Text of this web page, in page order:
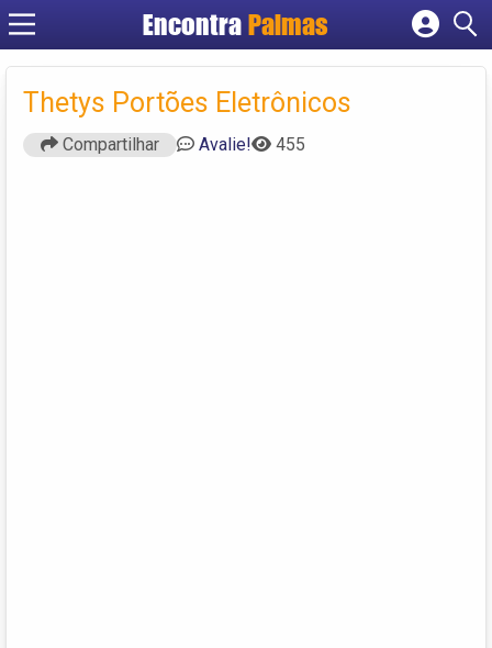
Encontra Palmas
Cadastrar empresa
Criar conta
Thetys Portões Eletrônicos
Compartilhar Avalie! 455